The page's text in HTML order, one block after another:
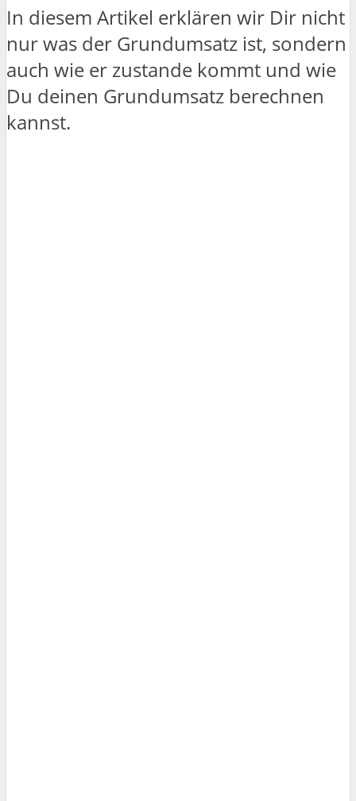
In diesem Artikel erklären wir Dir nicht
nur was der Grundumsatz ist, sondern
auch wie er zustande kommt und wie
Du deinen Grundumsatz berechnen
kannst.